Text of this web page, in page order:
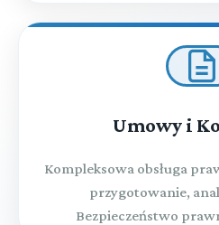
Umowy i
Kompleksowa obsługa
przygotowanie,
Bezpieczeństwo